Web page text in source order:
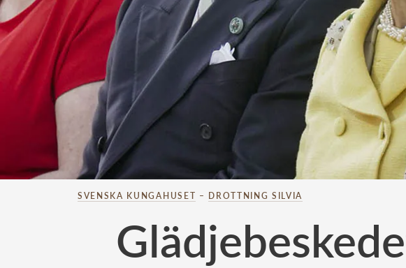
SVENSKA KUNGAHUSET – DROTTNING SILVIA